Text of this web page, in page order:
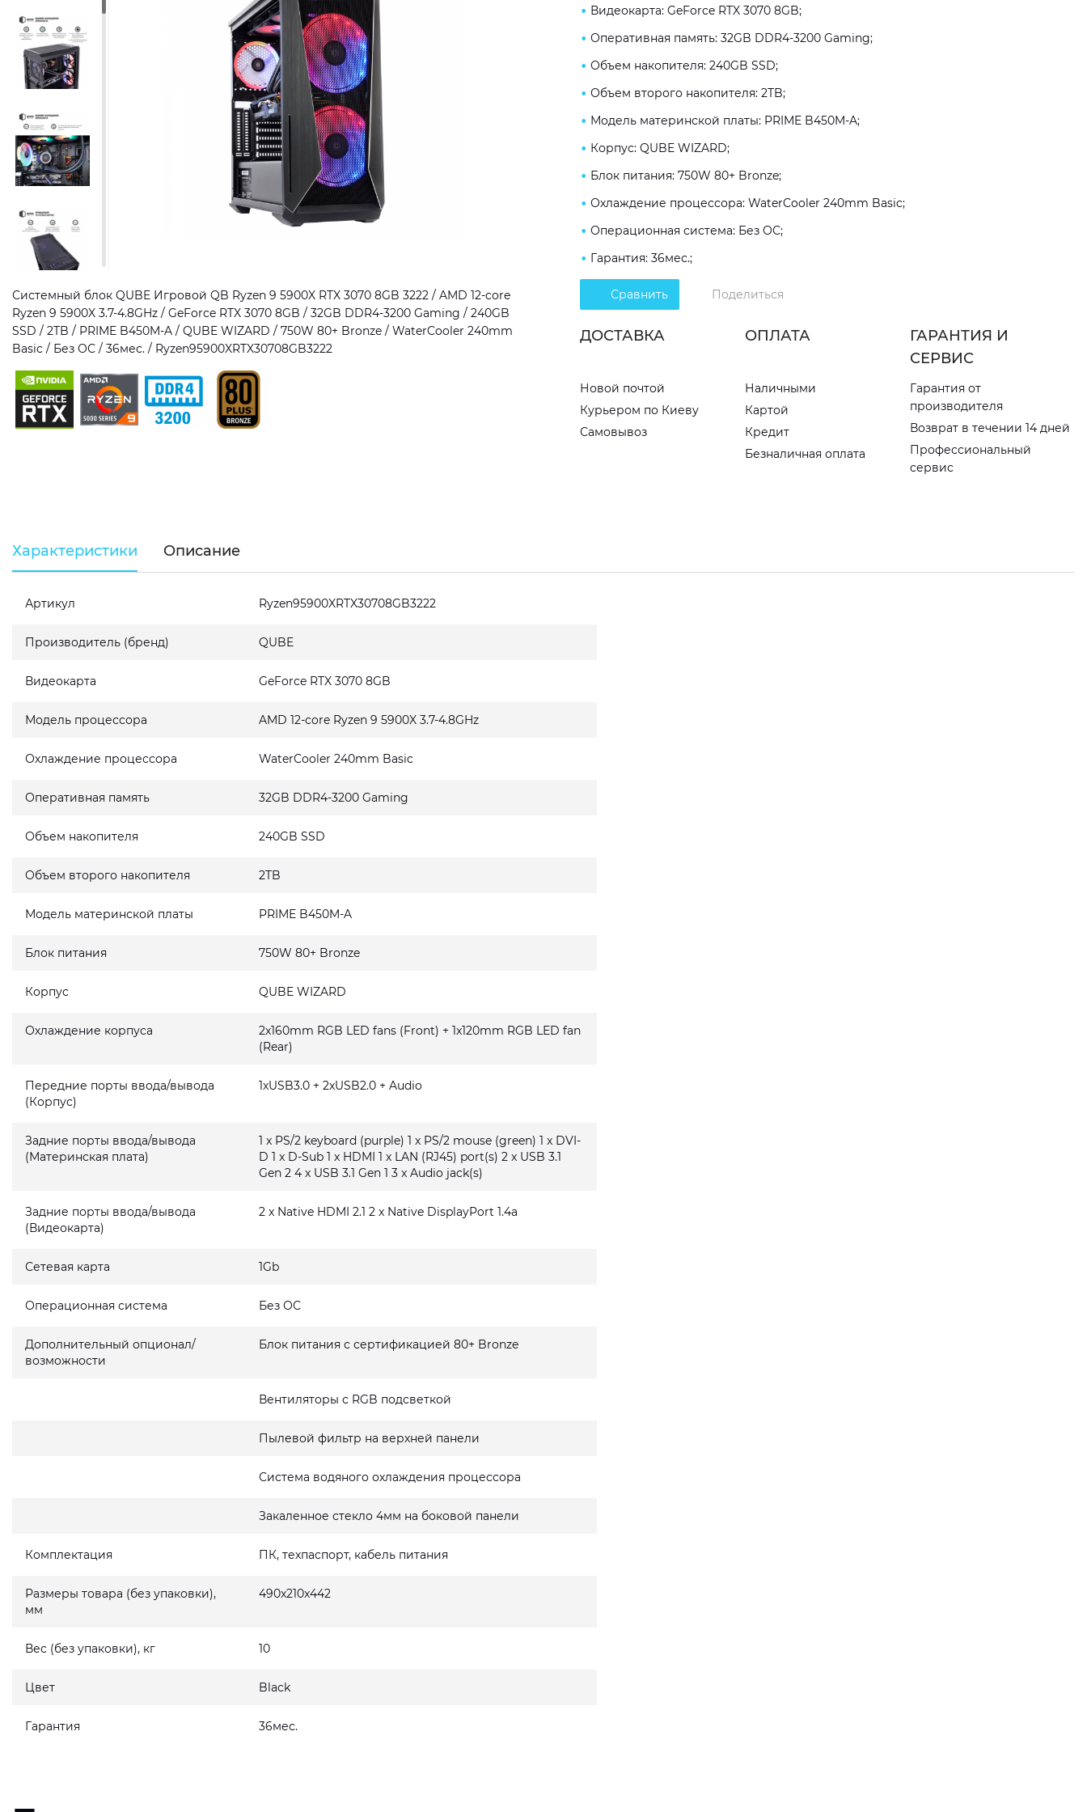
Системный блок QUBE Игровой QB Ryzen 9 5900X RTX 3070 8GB 3222 / AMD 12-core
Ryzen 9 5900X 3.7-4.8GHz / GeForce RTX 3070 8GB / 32GB DDR4-3200 Gaming / 240GB
SSD / 2TB / PRIME B450M-A / QUBE WIZARD / 750W 80+ Bronze / WaterCooler 240mm
Basic / Без ОС / 36мес. / Ryzen95900XRTX30708GB3222
Видеокарта: GeForce RTX 3070 8GB;
Оперативная память: 32GB DDR4-3200 Gaming;
Объем накопителя: 240GB SSD;
Объем второго накопителя: 2TB;
Модель материнской платы: PRIME B450M-A;
Корпус: QUBE WIZARD;
Блок питания: 750W 80+ Bronze;
Охлаждение процессора: WaterCooler 240mm Basic;
Операционная система: Без ОС;
Гарантия: 36мес.;
Сравнить Поделиться
ДОСТАВКА
Новой почтой
Курьером по Киеву
Самовывоз
ОПЛАТА
Наличными
Картой
Кредит
Безналичная оплата
ГАРАНТИЯ И
СЕРВИС
Гарантия от
производителя
Возврат в течении 14 дней
Профессиональный
сервис
Характеристики Описание
Артикул Ryzen95900XRTX30708GB3222
Производитель (бренд) QUBE
Видеокарта GeForce RTX 3070 8GB
Модель процессора AMD 12-core Ryzen 9 5900X 3.7-4.8GHz
Охлаждение процессора WaterCooler 240mm Basic
Оперативная память 32GB DDR4-3200 Gaming
Объем накопителя 240GB SSD
Объем второго накопителя 2TB
Модель материнской платы PRIME B450M-A
Блок питания 750W 80+ Bronze
Корпус QUBE WIZARD
Охлаждение корпуса
2x160mm RGB LED fans (Front) + 1x120mm RGB LED fan
(Rear)
Передние порты ввода/вывода
(Корпус)
1xUSB3.0 + 2xUSB2.0 + Audio
Задние порты ввода/вывода
(Материнская плата)
1 x PS/2 keyboard (purple) 1 x PS/2 mouse (green) 1 x DVI-
D 1 x D-Sub 1 x HDMI 1 x LAN (RJ45) port(s) 2 x USB 3.1
Gen 2 4 x USB 3.1 Gen 1 3 x Audio jack(s)
Задние порты ввода/вывода
(Видеокарта)
2 x Native HDMI 2.1 2 x Native DisplayPort 1.4a
Сетевая карта 1Gb
Операционная система Без ОС
Дополнительный опционал/
возможности
Блок питания с сертификацией 80+ Bronze
Вентиляторы с RGB подсветкой
Пылевой фильтр на верхней панели
Система водяного охлаждения процессора
Закаленное стекло 4мм на боковой панели
Комплектация ПК, техпаспорт, кабель питания
Размеры товара (без упаковки),
мм
490x210x442
Вес (без упаковки), кг 10
Цвет Black
Гарантия 36мес.